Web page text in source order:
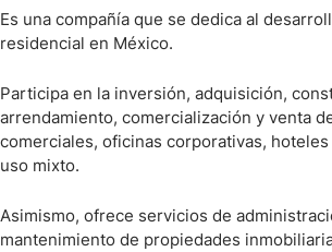
Es una compañía que se dedica al
residencial en México.
Participa en la inversión, adquisición,
arrendamiento, comercialización y venta
comerciales, oficinas corporativas,
uso mixto.
Asimismo, ofrece servicios de
mantenimiento de propiedades